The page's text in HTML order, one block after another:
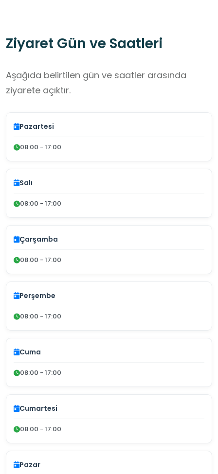
Ziyaret Gün ve Saatleri
Aşağıda belirtilen gün ve saatler arasında
ziyarete açıktır.
Pazartesi
08:00 - 17:00
Salı
08:00 - 17:00
Çarşamba
08:00 - 17:00
Perşembe
08:00 - 17:00
Cuma
08:00 - 17:00
Cumartesi
08:00 - 17:00
Pazar